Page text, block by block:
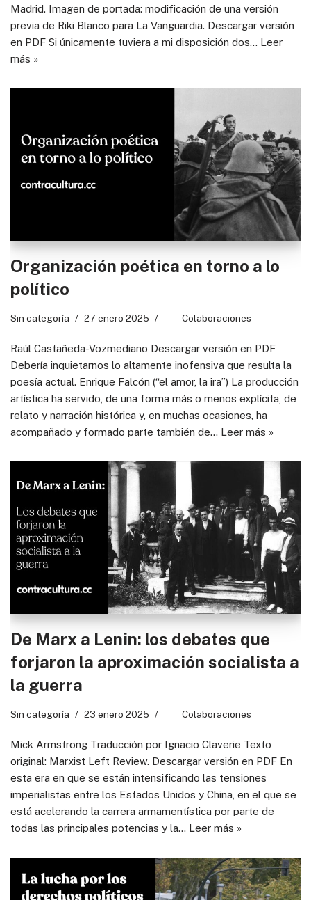
Madrid. Imagen de portada: modificación de una versión
previa de Riki Blanco para La Vanguardia. Descargar versión
en PDF Si únicamente tuviera a mi disposición dos… Leer
más »
Organización poética en torno a lo
político
Sin categoría 27 enero 2025 Colaboraciones
Raúl Castañeda-Vozmediano Descargar versión en PDF
Debería inquietarnos lo altamente inofensiva que resulta la
poesía actual. Enrique Falcón (“el amor, la ira”) La producción
artística ha servido, de una forma más o menos explícita, de
relato y narración histórica y, en muchas ocasiones, ha
acompañado y formado parte también de… Leer más »
De Marx a Lenin: los debates que
forjaron la aproximación socialista a
la guerra
Sin categoría 23 enero 2025 Colaboraciones
Mick Armstrong Traducción por Ignacio Claverie Texto
original: Marxist Left Review. Descargar versión en PDF En
esta era en que se están intensificando las tensiones
imperialistas entre los Estados Unidos y China, en el que se
está acelerando la carrera armamentística por parte de
todas las principales potencias y la… Leer más »